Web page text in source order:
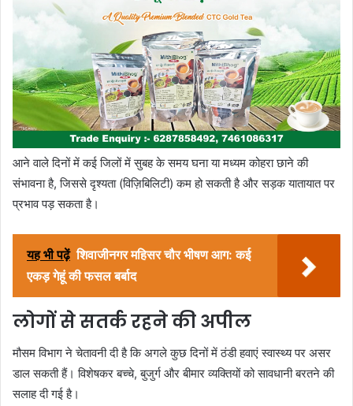
आने वाले दिनों में कई जिलों में सुबह के समय घना या मध्यम कोहरा छाने की
संभावना है, जिससे दृश्यता (विज़िबिलिटी) कम हो सकती है और सड़क यातायात पर
प्रभाव पड़ सकता है।
यह भी पढ़ें शिवाजीनगर महिसर चौर भीषण आग: कई
एकड़ गेहूं की फसल बर्बाद
लोगों से सतर्क रहने की अपील
मौसम विभाग ने चेतावनी दी है कि अगले कुछ दिनों में ठंडी हवाएं स्वास्थ्य पर असर
डाल सकती हैं। विशेषकर बच्चे, बुजुर्ग और बीमार व्यक्तियों को सावधानी बरतने की
सलाह दी गई है।